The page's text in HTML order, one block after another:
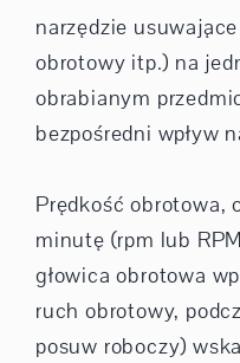
narzędzie
obrotowy itp.) na
obrabianym
bezpośredni wpływ
Prędkość obrotowa,
minutę (rpm lub
głowica obrotowa
ruch obrotowy,
posuw roboczy)